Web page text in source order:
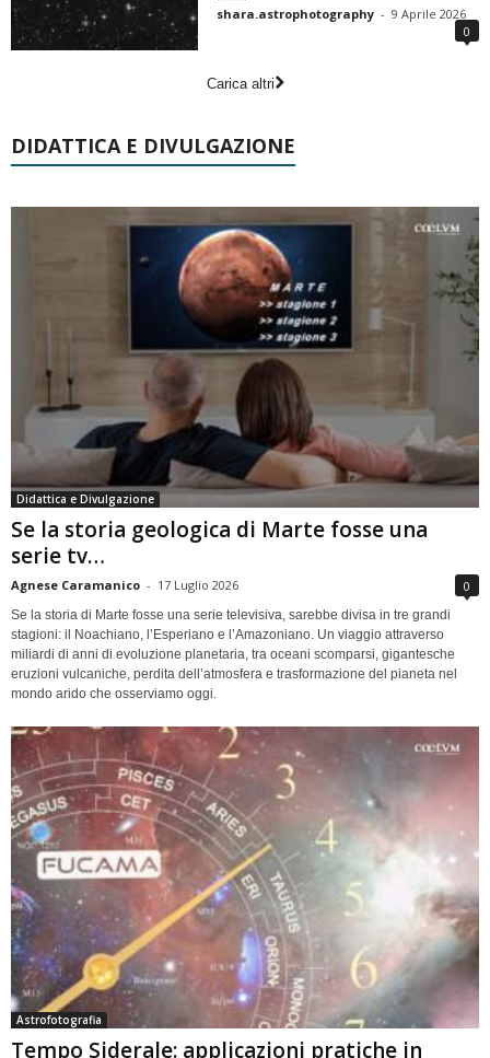
shara.astrophotography - 9 Aprile 2026
0
Carica altri
DIDATTICA E DIVULGAZIONE
Didattica e Divulgazione
Se la storia geologica di Marte fosse una
serie tv…
Agnese Caramanico - 17 Luglio 2026 0
Se la storia di Marte fosse una serie televisiva, sarebbe divisa in tre grandi
stagioni: il Noachiano, l’Esperiano e l’Amazoniano. Un viaggio attraverso
miliardi di anni di evoluzione planetaria, tra oceani scomparsi, gigantesche
eruzioni vulcaniche, perdita dell’atmosfera e trasformazione del pianeta nel
mondo arido che osserviamo oggi.
Astrofotografia
Tempo Siderale: applicazioni pratiche in